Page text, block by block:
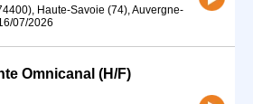
Haute-Savoie (74), Auvergne-
07/2026
Omnicanal (H/F)